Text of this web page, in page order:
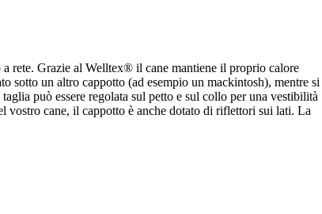
rete. Grazie al Welltex® il cane mantiene il proprio calore
sotto un altro cappotto (ad esempio un mackintosh), mentre si
può essere regolata sul petto e sul collo per una vestibilità
vostro cane, il cappotto è anche dotato di riflettori sui lati. La